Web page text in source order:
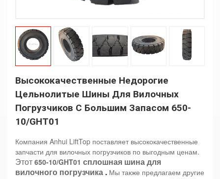
Высококачественные Недорогие
Цельнолитые Шины Для Вилочных
Погрузчиков С Большим Запасом 650-
10/GHT01
Компания Anhui LiftTop поставляет высококачественные
запчасти для вилочных погрузчиков по выгодным ценам.
Этот 650-10/GHT01 сплошная шина для
вилочного погрузчика . Мы также предлагаем другие